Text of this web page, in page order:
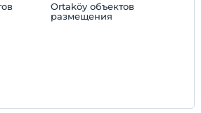
Ortaköy объектов
размещения